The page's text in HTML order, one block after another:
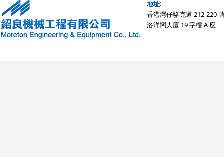
地址:
香港灣仔駱克道 212-220
洛洋閣大廈 19 字樓 A 座